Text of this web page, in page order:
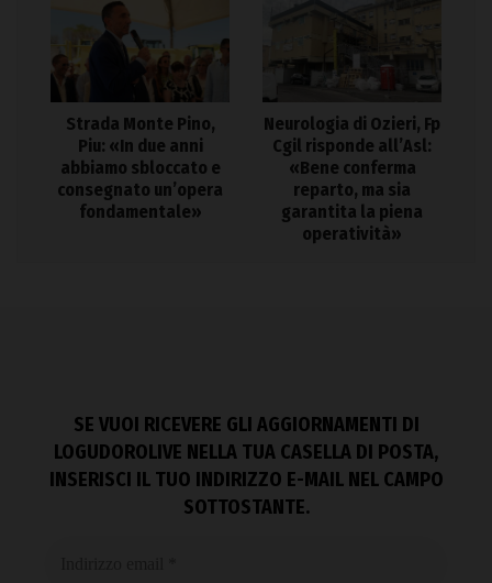
Strada Monte Pino,
Piu: «In due anni
abbiamo sbloccato e
consegnato un’opera
fondamentale»
Neurologia di Ozieri, Fp
Cgil risponde all’Asl:
«Bene conferma
reparto, ma sia
garantita la piena
operatività»
SE VUOI RICEVERE GLI AGGIORNAMENTI DI
LOGUDOROLIVE NELLA TUA CASELLA DI POSTA,
INSERISCI IL TUO INDIRIZZO E-MAIL NEL CAMPO
SOTTOSTANTE.